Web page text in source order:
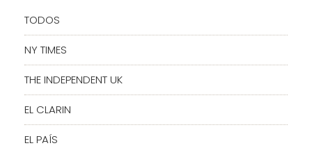
TODOS
NY TIMES
THE INDEPENDENT UK
EL CLARIN
EL PAÍS